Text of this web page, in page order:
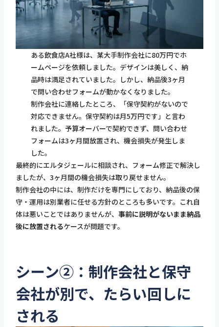
ある飲食店A社様は、某大手制作会社に80万円でホ
ームページを依頼しました。デザインは美しく、納
品時は満足されていました。しかし、納品後3ヶ月
で問い合わせフォームが動かなくなりました。
制作会社に連絡したところ、「保守契約がないので
対応できません。保守契約は月5万円です」と言わ
れました。予算オーバーで契約できず、問い合わせ
フォームは3ヶ月間放置され、機会損失が発生しま
した。
最終的にエルタジェールに相談され、フォーム修正で解決し
ましたが、3ヶ月間の機会損失は取り戻せません。
制作会社の中には、制作だけを専門にしており、納品後の保
守・運用は別業者に任せる方針のところも多いです。これ自
体は悪いことではありませんが、 事前に説明がないまま納品
後に放置されるケースが問題です。
シーン②：制作会社と保守
会社が別で、たらい回しに
される